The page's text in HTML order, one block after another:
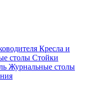
Кресла и
столы Стойки
Журнальные столы